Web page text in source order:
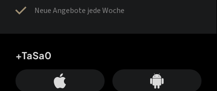
Neue Angebote jede Woche
+TaSa0